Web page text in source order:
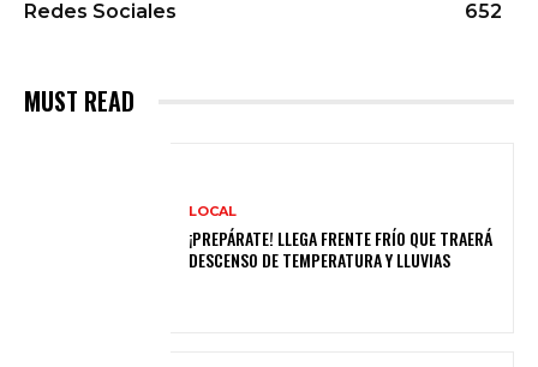
Redes Sociales
652
MUST READ
LOCAL
¡PREPÁRATE! LLEGA FRENTE FRÍO QUE TRAERÁ
DESCENSO DE TEMPERATURA Y LLUVIAS